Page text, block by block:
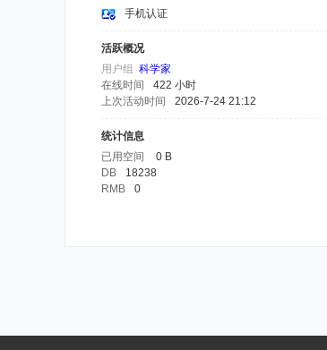
手机认证
活跃概况
用户组 科学家
在线时间
422 小时
上次活动时间
2026-7-24 21:12
统计信息
已用空间
0 B
DB
18238
RMB
0